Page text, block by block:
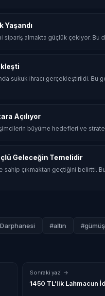
Yaşandı
sipariş almakta güçlük çekiyor. Bu
sukuk ihracı gerçekleştirildi.
Açılıyor
büyüme hedefleri ve
Geleceğin Temelidir
çıkmaktan geçtiğini belirtti.
#altın #gümüş
Sonraki yazi →
1450 TL'lik Lahmacun